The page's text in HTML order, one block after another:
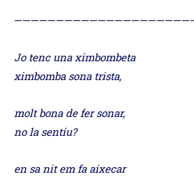
Jo tenc una
ximbomba sona trista,
molt bona de fer
no la sentíu?
en sa nit em fa